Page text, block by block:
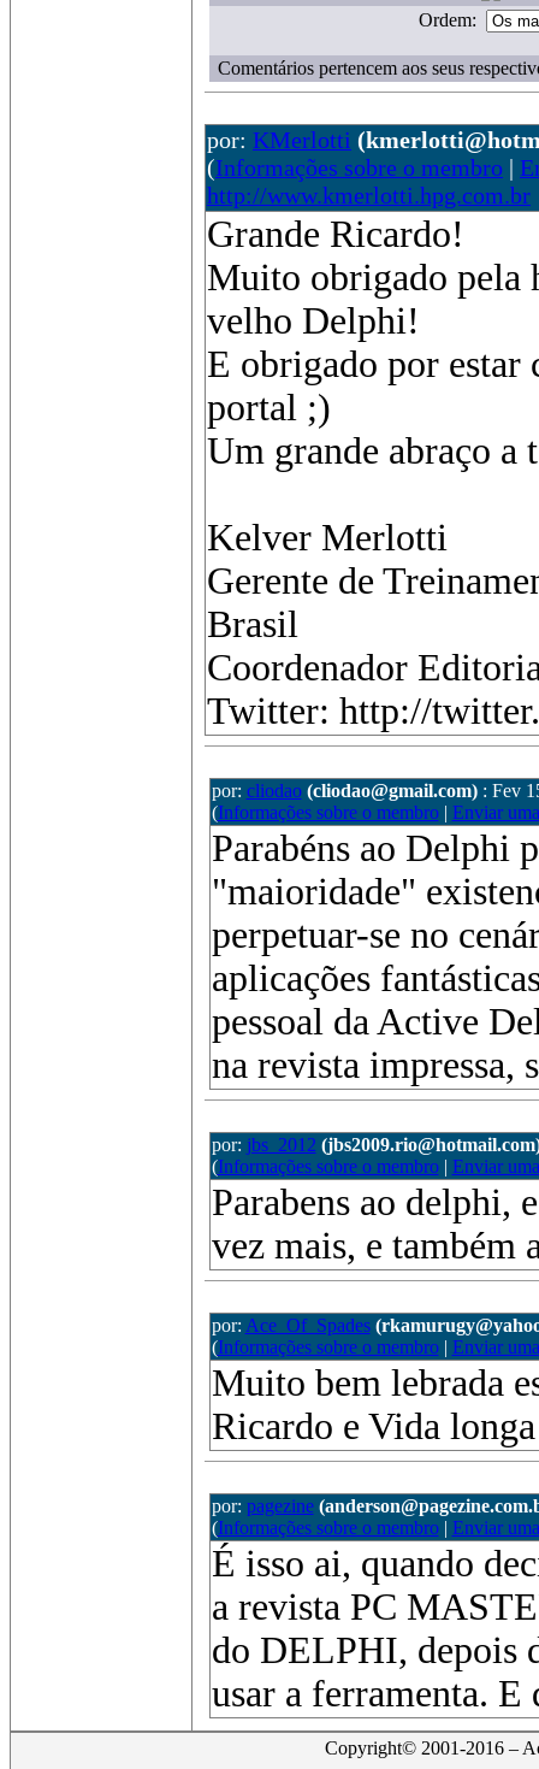
Ordem:
Comentários pertencem aos seus
por: KMerlotti
(Informações sobre o membro |
http://www.kmerlotti.hpg.com.br
Grande Ricardo!
Muito obrigado pela
velho Delphi!
E obrigado por estar
portal ;)
Um grande abraço a
Kelver Merlotti
Gerente de
Brasil
Coordenador
Twitter: http://
por: cliodao (cliodao@gmail.com) : Fev
(Informações sobre o membro| Enviar
Parabéns ao Delphi
"maioridade"
perpetuar-se no
aplicações
pessoal da Active
na revista impressa,
por: jbs_2012
(Informações sobre o membro| Enviar
Parabens ao delphi,
vez mais, e também
por: Ace_Of_Spades
(Informações sobre o membro| Enviar
Muito bem lebrada
Ricardo e Vida
por: pagezine
(Informações sobre o membro| Enviar
É isso ai, quando
a revista PC
do DELPHI, depois
usar a ferramenta. E
Copyright© 2001-2016 –